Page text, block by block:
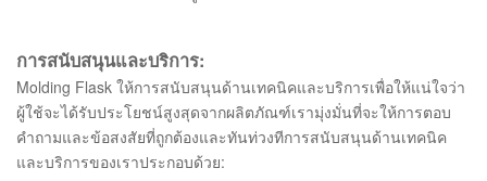
การสนับสนุนและบริการ:
Molding Flask ให้การสนับสนุนด้านเทคนิคและบริการเพื่อให้แน่ใจว่า
ผู้ใช้จะได้รับประโยชน์สูงสุดจากผลิตภัณฑ์เรามุ่งมั่นที่จะให้การตอบ
คำถามและข้อสงสัยที่ถูกต้องและทันท่วงทีการสนับสนุนด้านเทคนิค
และบริการของเราประกอบด้วย: